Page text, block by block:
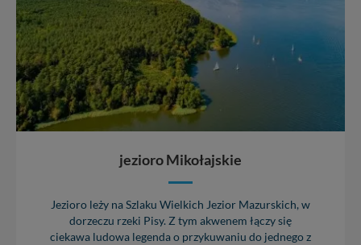
jezioro Mikołajskie
Jezioro leży na Szlaku Wielkich Jezior Mazurskich, w
dorzeczu rzeki Pisy. Z tym akwenem łączy się
ciekawa ludowa legenda o przykuwaniu do jednego z
zabronić ich przetwarzania. Pamiętaj jednak, że nie
zawsze jest możliwe techniczne zrealizowanie Twoich
praw w odniesieniu do informacji zawartych w plikach
cookies. Twoja przeglądarka umożliwia Ci skasowanie
tych plików - w pewnych przypadkach nie możemy tego
zrobić za Ciebie.
Dziękujemy, i życzmy miłego odkrywania Mazur na